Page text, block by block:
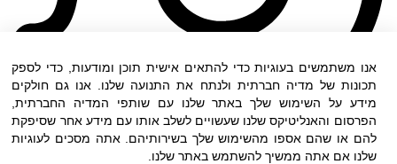
אנו משתמשים בעוגיות כדי להתאים אישית תוכן ומודעות, כדי לספק
תכונות של מדיה חברתית ולנתח את התנועה שלנו. אנו גם חולקים
מידע על השימוש שלך באתר שלנו עם שותפי המדיה החברתית,
הפרסום והאנליטיקס שלנו שעשויים לשלב אותו עם מידע אחר שסיפקת
להם או שהם אספו מהשימוש שלך בשירותיהם. אתה מסכים לעוגיות
שלנו אם אתה ממשיך להשתמש באתר שלנו.